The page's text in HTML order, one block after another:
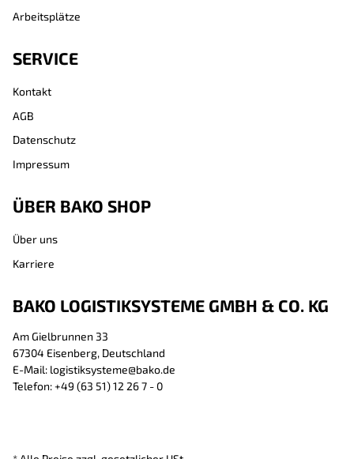
Arbeitsplätze
SERVICE
Kontakt
AGB
Datenschutz
Impressum
ÜBER BAKO SHOP
Über uns
Karriere
BAKO LOGISTIKSYSTEME GMBH & CO. KG
Am Gielbrunnen 33
67304 Eisenberg, Deutschland
E-Mail: logistiksysteme@bako.de
Telefon: +49 (63 51) 12 26 7 - 0